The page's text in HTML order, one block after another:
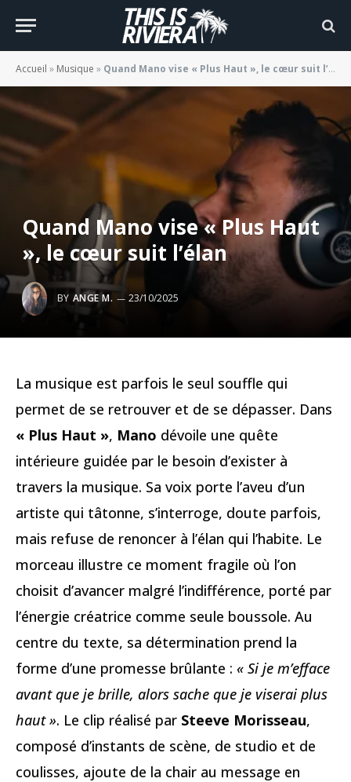
Accueil » Musique » Quand Mano vise « Plus Haut », le cœur suit l’élan
Quand Mano vise « Plus Haut
», le cœur suit l’élan
BY ANGE M. 23/10/2025
La musique est parfois le seul souffle qui
permet de se retrouver et de se dépasser. Dans
« Plus Haut », Mano dévoile une quête
intérieure guidée par le besoin d’exister à
travers la musique. Sa voix porte l’aveu d’un
artiste qui tâtonne, s’interroge, doute parfois,
mais refuse de renoncer à l’élan qui l’habite. Le
morceau illustre ce moment fragile où l’on
choisit d’avancer malgré l’indifférence, porté par
l’énergie créatrice comme seule boussole. Au
centre du texte, sa détermination prend la
forme d’une promesse brûlante : « Si je m’efface
avant que je brille, alors sache que je viserai plus
haut ». Le clip réalisé par Steeve Morisseau,
composé d’instants de scène, de studio et de
coulisses, ajoute de la chair au message en